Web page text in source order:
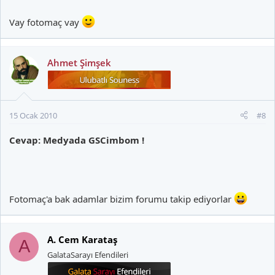
Vay fotomaç vay
Ahmet Şimşek
15 Ocak 2010 #8
Cevap: Medyada GSCimbom !
Fotomaç'a bak adamlar bizim forumu takip ediyorlar
A A. Cem Karataş
GalataSarayı Efendileri